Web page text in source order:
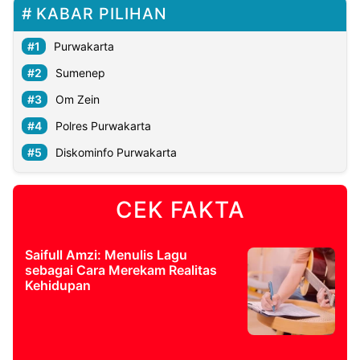
KABAR PILIHAN
Purwakarta
Sumenep
Om Zein
Polres Purwakarta
Diskominfo Purwakarta
CEK FAKTA
Saifull Amzi: Menulis Lagu
sebagai Cara Merekam Realitas
Kehidupan